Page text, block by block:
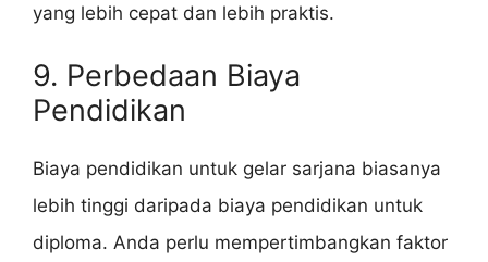
yang lebih cepat dan lebih praktis.
9. Perbedaan Biaya
Pendidikan
Biaya pendidikan untuk gelar sarjana biasanya
lebih tinggi daripada biaya pendidikan untuk
diploma. Anda perlu mempertimbangkan faktor